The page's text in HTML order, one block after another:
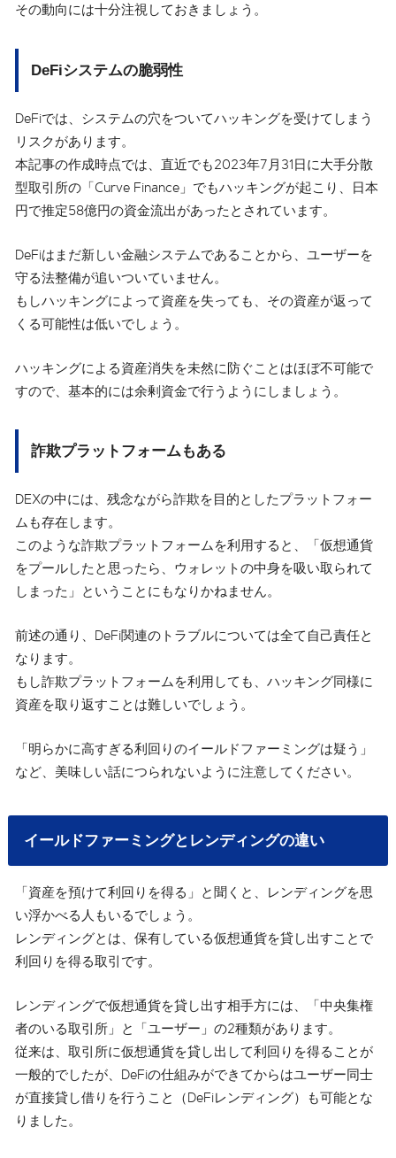
その動向には十分注視しておきましょう。
DeFiシステムの脆弱性
DeFiでは、システムの穴をついてハッキングを受けてしまう
リスクがあります。
本記事の作成時点では、直近でも2023年7月31日に大手分散
型取引所の「Curve Finance」でもハッキングが起こり、日本
円で推定58億円の資金流出があったとされています。
DeFiはまだ新しい金融システムであることから、ユーザーを
守る法整備が追いついていません。
もしハッキングによって資産を失っても、その資産が返って
くる可能性は低いでしょう。
ハッキングによる資産消失を未然に防ぐことはほぼ不可能で
すので、基本的には余剰資金で行うようにしましょう。
詐欺プラットフォームもある
DEXの中には、残念ながら詐欺を目的としたプラットフォー
ムも存在します。
このような詐欺プラットフォームを利用すると、「仮想通貨
をプールしたと思ったら、ウォレットの中身を吸い取られて
しまった」ということにもなりかねません。
前述の通り、DeFi関連のトラブルについては全て自己責任と
なります。
もし詐欺プラットフォームを利用しても、ハッキング同様に
資産を取り返すことは難しいでしょう。
「明らかに高すぎる利回りのイールドファーミングは疑う」
など、美味しい話につられないように注意してください。
イールドファーミングとレンディングの違い
「資産を預けて利回りを得る」と聞くと、レンディングを思
い浮かべる人もいるでしょう。
レンディングとは、保有している仮想通貨を貸し出すことで
利回りを得る取引です。
レンディングで仮想通貨を貸し出す相手方には、「中央集権
者のいる取引所」と「ユーザー」の2種類があります。
従来は、取引所に仮想通貨を貸し出して利回りを得ることが
一般的でしたが、DeFiの仕組みができてからはユーザー同士
が直接貸し借りを行うこと（DeFiレンディング）も可能とな
りました。